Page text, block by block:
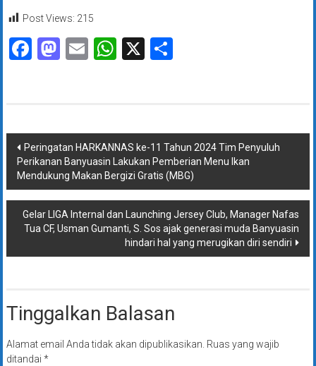
Post Views: 215
Facebook
Mastodon
EmailWhatsApp
X
Navigasi
pos
Peringatan HARKANNAS ke-11 Tahun 2024 Tim Penyuluh
Perikanan Banyuasin Lakukan Pemberian Menu Ikan
Mendukung Makan Bergizi Gratis (MBG)
Gelar LIGA Internal dan Launching Jersey Club, Manager Nafas
Tua CF, Usman Gumanti, S. Sos ajak generasi muda Banyuasin
hindari hal yang merugikan diri sendiri
Tinggalkan Balasan
Alamat email Anda tidak akan dipublikasikan. Ruas yang wajib
ditandai *